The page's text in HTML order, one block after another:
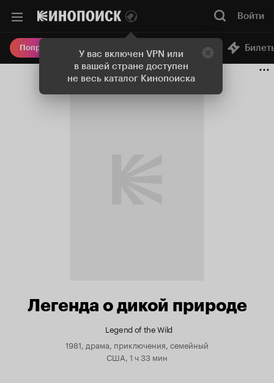
У вас включен VPN или
в вашей стране доступен
не весь каталог Кинопоиска
Войти
Попробовать Плюс Онлайн-кинотеатр
Легенда о дикой природе
Legend of the Wild
1981, драма, приключения, семейный
США, 1 ч 33 мин